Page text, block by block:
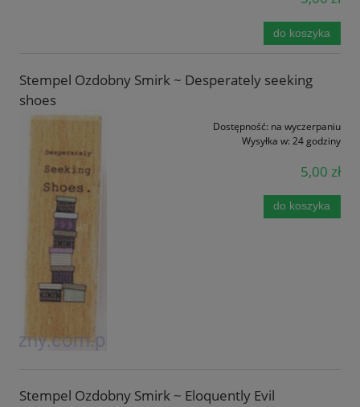
do koszyka
Stempel Ozdobny Smirk ~ Desperately seeking
shoes
Dostępność: na wyczerpaniu
Wysyłka w: 24 godziny
5,00 zł
do koszyka
Stempel Ozdobny Smirk ~ Eloquently Evil